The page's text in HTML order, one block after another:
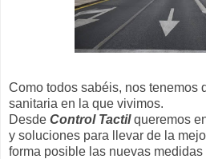
Como todos sabéis, nos tenemos
sanitaria en la que vivimos.
Desde Control Tactilqueremos
y soluciones para llevar de la
forma posible las nuevas medidas